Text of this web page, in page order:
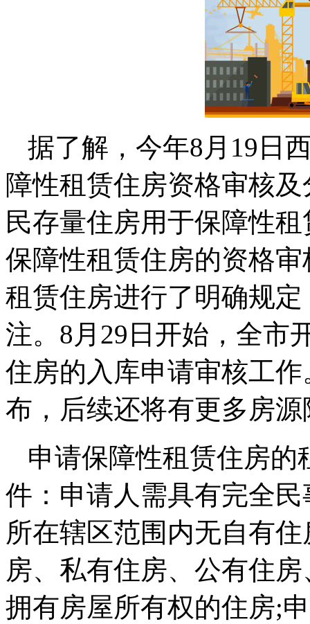
据了解，今年8月19日
障性租赁住房资格审核
民存量住房用于保障性
保障性租赁住房的资格
租赁住房进行了明确规
注。8月29日开始，全市
住房的入库申请审核工
布，后续还将有更多房
申请保障性租赁住房
件：申请人需具有完全
所在辖区范围内无自有
房、私有住房、公有住
拥有房屋所有权的住房;